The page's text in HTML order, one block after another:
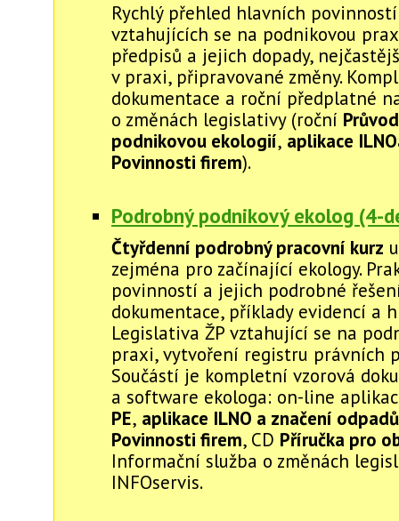
Rychlý přehled hlavních
vztahujících se na podnikovou
předpisů a jejich dopady,
v praxi, připravované změny.
dokumentace a roční předplatné
o změnách legislativy (roční
podnikovou ekologií, aplikace ILNO
Povinnosti firem).
Podrobný podnikový ekolog (4-
Čtyřdenní podrobný pracovní kurz
zejména pro začínající ekology.
povinností a jejich podrobné
dokumentace, příklady evidencí a
Legislativa ŽP vztahující se na
praxi, vytvoření registru právních
Součástí je kompletní vzorová
a software ekologa: on-line
PE, aplikace ILNO a značení odpadů
Povinnosti firem, CD Příručka pro
Informační služba o změnách
INFOservis.